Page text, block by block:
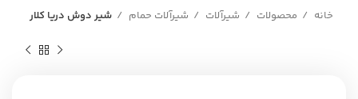
خانه محصولات شیرآلات شیرآلات حمام شیر دوش دریا کلار